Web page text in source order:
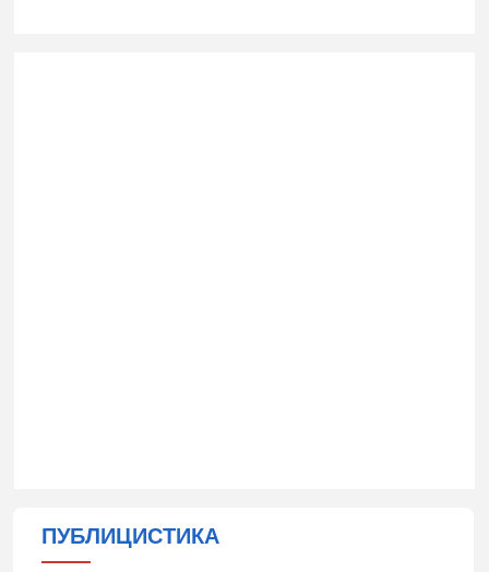
ПУБЛИЦИСТИКА